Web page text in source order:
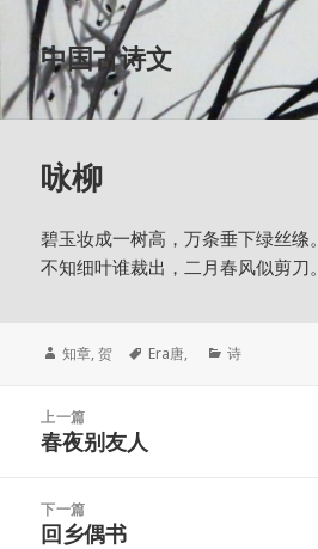
中国古诗文
咏柳
碧玉妆成一树高，万条垂下绿丝绦。
不知细叶谁裁出，二月春风似剪刀。
作
知章, 贺 time:
Era唐,
分
诗
上一篇
上
文
章：
春夜别友人
下一篇
下
回乡偶书